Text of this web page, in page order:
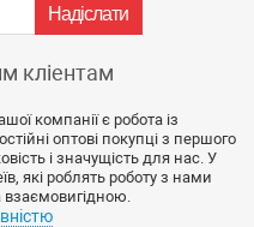
кліентам
компанії є робота із
оптові покупці з першого
і значущість для нас. У
які роблять роботу з нами